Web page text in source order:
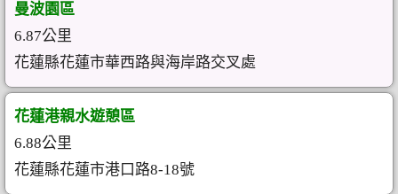
曼波園區
6.87公里
花蓮縣花蓮市華西路與海岸路交叉處
花蓮港親水遊憩區
6.88公里
花蓮縣花蓮市港口路8-18號